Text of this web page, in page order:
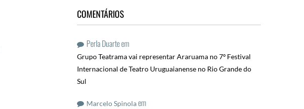
COMENTÁRIOS
Perla Duarteem
Grupo Teatrama vai representar Araruama no 7º Festival
Internacional de Teatro Uruguaianense no Rio Grande do
Sul
Marcelo Spinolaem